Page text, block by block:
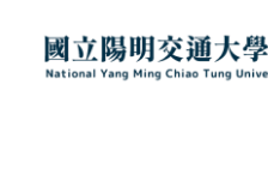
content